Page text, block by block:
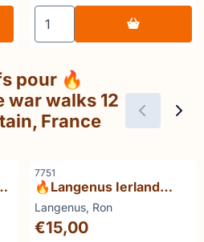
Ierland ingebeeld
Choisir la quantité pour
pour 🔥
war walks 12
France
Référence
7751
🔥Langenus Ierland
ingebeeld
Marque :
Langenus, Ron
Prix: 15,00
€15,00